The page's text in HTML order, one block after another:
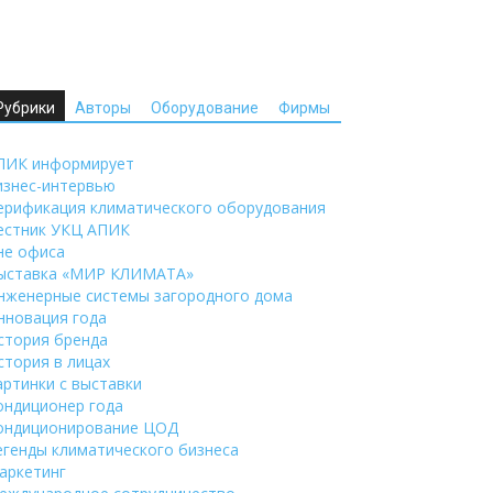
Авторы Оборудование Фирмы
информирует
интервью
климатического оборудования
УКЦ АПИК
офиса
«МИР КЛИМАТА»
системы загородного дома
года
бренда
в лицах
с выставки
года
ЦОД
климатического бизнеса